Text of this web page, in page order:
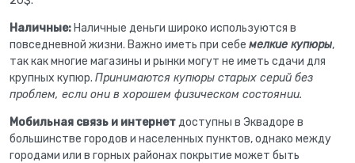
Наличные: Наличные деньги широко используются в
повседневной жизни. Важно иметь при себе мелкие купюры,
так как многие магазины и рынки могут не иметь сдачи для
крупных купюр. Принимаются купюры старых серий без
проблем, если они в хорошем физическом состоянии.
Мобильная связь и интернетдоступны в Эквадоре в
большинстве городов и населенных пунктов, однако между
городами или в горных районах покрытие может быть